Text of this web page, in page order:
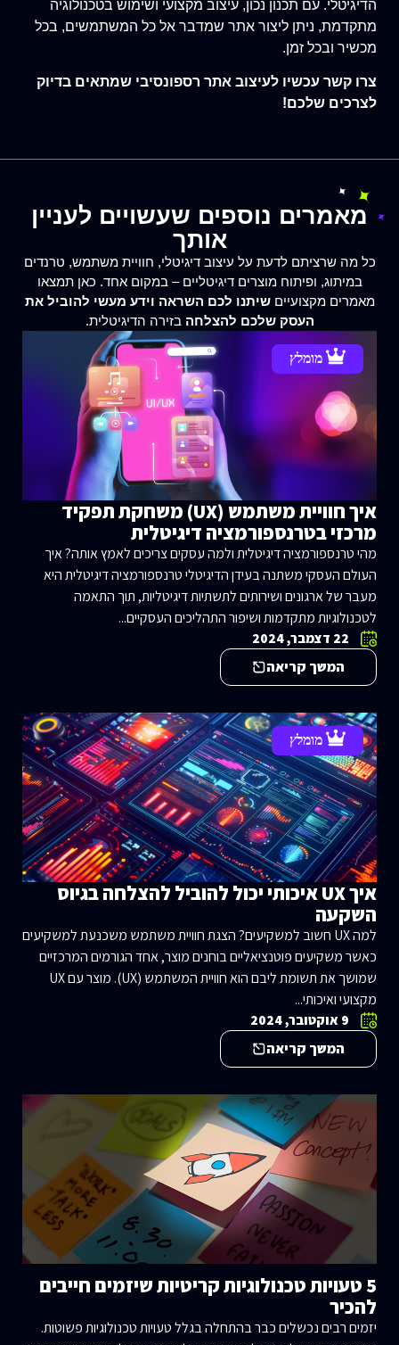
הדיגיטלי. עם תכנון נכון, עיצוב מקצועי ושימוש בטכנולוגיה
מתקדמת, ניתן ליצור אתר שמדבר אל כל המשתמשים, בכל
מכשיר ובכל זמן.
צרו קשר עכשיו לעיצוב אתר רספונסיבי שמתאים בדיוק
לצרכים שלכם!
מאמרים נוספים שעשויים לעניין
אותך
כל מה שרציתם לדעת על עיצוב דיגיטלי, חוויית משתמש, טרנדים
במיתוג, ופיתוח מוצרים דיגיטליים – במקום אחד. כאן תמצאו
מאמרים מקצועייםשיתנו לכם השראה וידע מעשי להוביל את
העסק שלכם להצלחה בזירה הדיגיטלית.
מומלץ
איך חוויית משתמש (UX) משחקת תפקיד
מרכזי בטרנספורמציה דיגיטלית
מהי טרנספורמציה דיגיטלית ולמה עסקים צריכים לאמץ אותה? איך
העולם העסקי משתנה בעידן הדיגיטלי טרנספורמציה דיגיטלית היא
מעבר של ארגונים ושירותים לתשתיות דיגיטליות, תוך התאמה
לטכנולוגיות מתקדמות ושיפור התהליכים העסקיים...
22 דצמבר, 2024
המשך קריאה
מומלץ
איך UX איכותי יכול להוביל להצלחה בגיוס
השקעה
למה UX חשוב למשקיעים? הצגת חוויית משתמש משכנעת למשקיעים
כאשר משקיעים פוטנציאליים בוחנים מוצר, אחד הגורמים המרכזיים
שמושך את תשומת ליבם הוא חוויית המשתמש (UX). מוצר עם UX
מקצועי ואיכותי...
9 אוקטובר, 2024
המשך קריאה
5 טעויות טכנולוגיות קריטיות שיזמים חייבים
להכיר
יזמים רבים נכשלים כבר בהתחלה בגלל טעויות טכנולוגיות פשוטות.